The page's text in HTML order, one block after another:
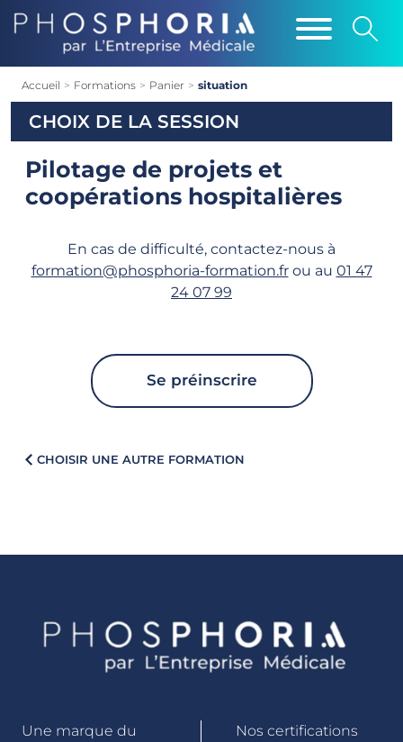
Accueil > Formations > Panier > situation
CHOIX DE LA SESSION
Pilotage de projets et
coopérations hospitalières
En cas de difficulté, contactez-nous à
formation@phosphoria-formation.frou au 01 47
24 07 99
Se préinscrire
CHOISIR UNE AUTRE FORMATION
Une marque du
Nos certifications